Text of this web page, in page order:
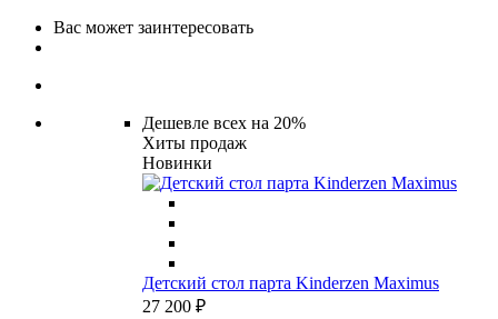
Вас может заинтересовать
Дешевле всех на 20%
Хиты продаж
Новинки
Детский стол парта Kinderzen Maximus
27 200 ₽